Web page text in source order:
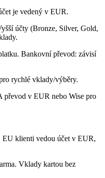
je vedený v EUR.
účty (Bronze, Silver, Gold,
Bankovní převod: závisí
rychlé vklady/výběry.
převod v EUR nebo Wise pro
EU klienti vedou účet v EUR,
Vklady kartou bez